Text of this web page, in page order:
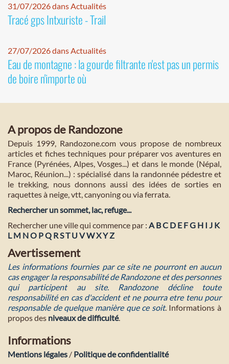
31/07/2026 dans Actualités
Tracé gps Intxuriste - Trail
27/07/2026 dans Actualités
Eau de montagne : la gourde filtrante n'est pas un permis
de boire n'importe où
A propos de Randozone
Depuis 1999, Randozone.com vous propose de nombreux
articles et fiches techniques pour préparer vos aventures en
France (Pyrénées, Alpes, Vosges...) et dans le monde (Népal,
Maroc, Réunion...) : spécialisé dans la randonnée pédestre et
le trekking, nous donnons aussi des idées de sorties en
raquettes à neige, vtt, canyoning ou via ferrata.
Rechercher un sommet, lac, refuge...
Rechercher une ville qui commence par : A BC D E FG H I J K
L M NO PQ RST U VWXYZ
Avertissement
Les informations fournies par ce site ne pourront en aucun
cas engager la responsabilité de Randozone et des personnes
qui participent au site. Randozone décline toute
responsabilité en cas d'accident et ne pourra etre tenu pour
responsable de quelque manière que ce soit. Informations à
propos des niveaux de difficulté.
Informations
Mentions légales / Politique de confidentialité